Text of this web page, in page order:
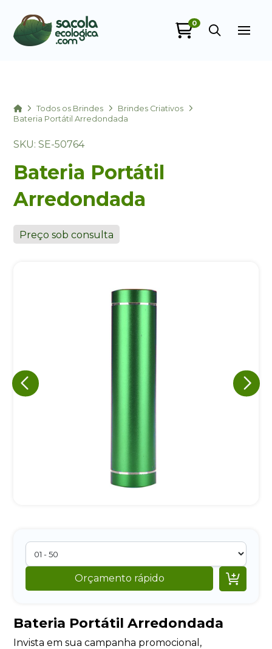
0
HomeTodos os Brindes
Brindes Criativos
Bateria Portátil Arredondada
SKU: SE-50764
Bateria Portátil
Arredondada
Preço sob consulta
Orçamento rápido 
Bateria Portátil Arredondada
Invista em sua campanha promocional,
+55
Eu concordo em receber comunicações.
A nossa empresa está comprometida a proteger e respeitar
sua privacidade, utilizaremos seus dados apenas para fins